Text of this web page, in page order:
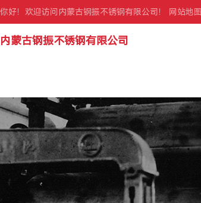
你好！欢迎访问内蒙古钢振不锈钢有限公司！ 网站地图
内蒙古钢振不锈钢有限公司